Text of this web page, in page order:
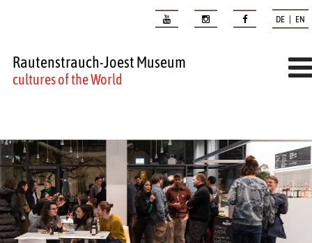
DE | EN
Rautenstrauch-Joest Museum
cultures of the World